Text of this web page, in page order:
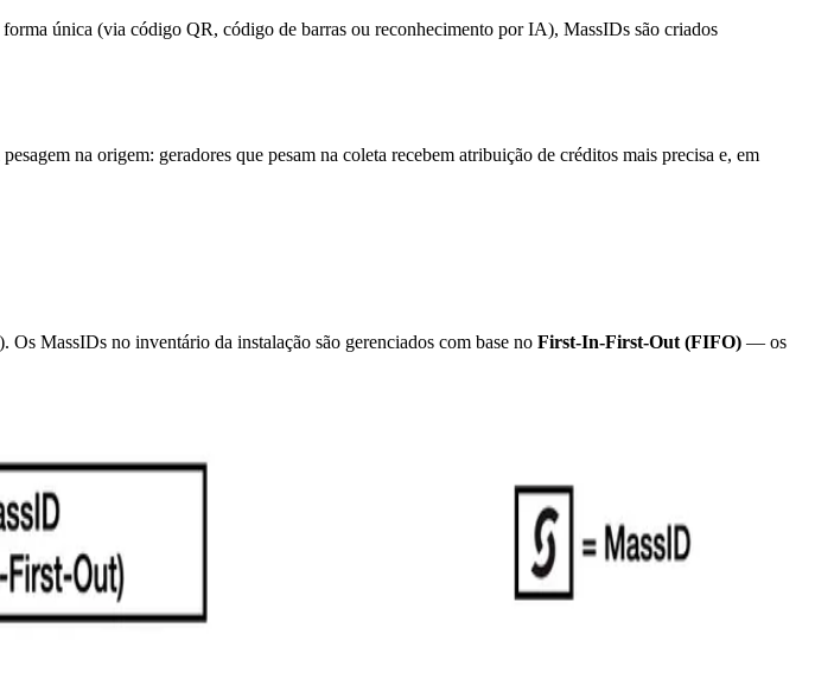
única (via código QR, código de barras ou reconhecimento por IA), MassIDs são criados
na origem: geradores que pesam na coleta recebem atribuição de créditos mais precisa e, em
MassIDs no inventário da instalação são gerenciados com base no First-In-First-Out (FIFO) — os